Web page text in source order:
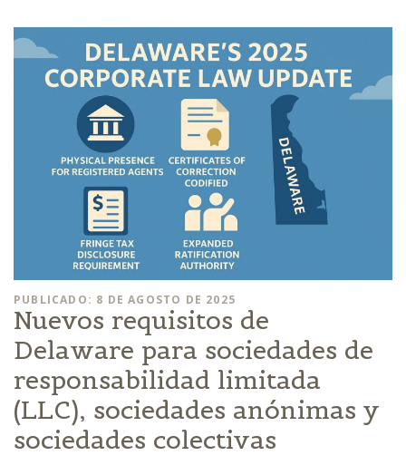
PUBLICADO: 8 DE AGOSTO DE 2025
Nuevos requisitos de
Delaware para sociedades de
responsabilidad limitada
(LLC), sociedades anónimas y
sociedades colectivas